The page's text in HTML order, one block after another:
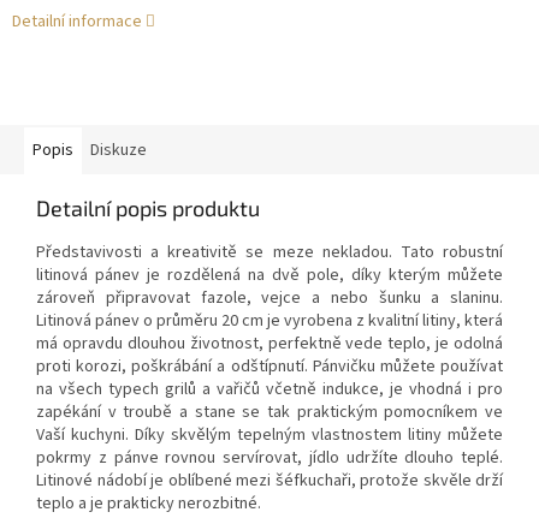
Detailní informace
Popis Diskuze
Detailní popis produktu
Představivosti a kreativitě se meze nekladou. Tato robustní
litinová pánev je rozdělená na dvě pole, díky kterým můžete
zároveň připravovat fazole, vejce a nebo šunku a slaninu.
Litinová pánev o průměru 20 cm je vyrobena z kvalitní litiny, která
má opravdu dlouhou životnost, perfektně vede teplo, je odolná
proti korozi, poškrábání a odštípnutí. Pánvičku můžete používat
na všech typech grilů a vařičů včetně indukce, je vhodná i pro
zapékání v troubě a stane se tak praktickým pomocníkem ve
Vaší kuchyni. Díky skvělým tepelným vlastnostem litiny můžete
pokrmy z pánve rovnou servírovat, jídlo udržíte dlouho teplé.
Litinové nádobí je oblíbené mezi šéfkuchaři, protože skvěle drží
teplo a je prakticky nerozbitné.